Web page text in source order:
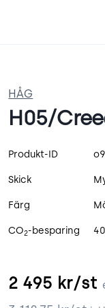
HÅG
H05/
Produkt-ID
Skick
Färg
CO2-besparing
2 495 kr/st